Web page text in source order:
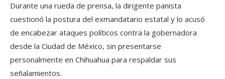
Durante una rueda de prensa, la dirigente panista
cuestionó la postura del exmandatario estatal y lo acusó
de encabezar ataques políticos contra la gobernadora
desde la Ciudad de México, sin presentarse
personalmente en Chihuahua para respaldar sus
señalamientos.